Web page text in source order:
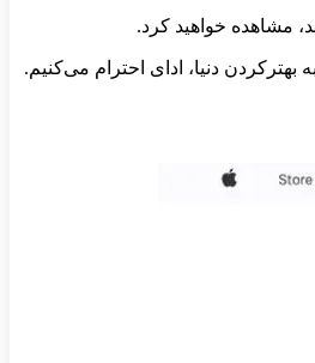
دنیا، ادای احترام می‌کنیم.